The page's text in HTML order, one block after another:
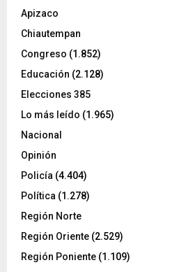
Apizaco
Chiautempan
Congreso (1.852)
Educación (2.128)
Elecciones 385
Lo más leído (1.965)
Nacional
Opinión
Policía (4.404)
Política (1.278)
Región Norte
Región Oriente (2.529)
Región Poniente (1.109)